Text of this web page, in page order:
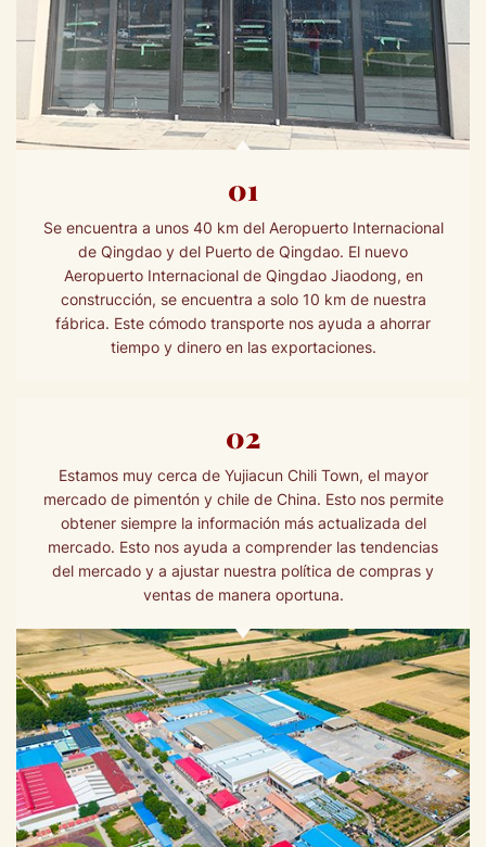
01
Se encuentra a unos 40 km del Aeropuerto Internacional
de Qingdao y del Puerto de Qingdao. El nuevo
Aeropuerto Internacional de Qingdao Jiaodong, en
construcción, se encuentra a solo 10 km de nuestra
fábrica. Este cómodo transporte nos ayuda a ahorrar
tiempo y dinero en las exportaciones.
02
Estamos muy cerca de Yujiacun Chili Town, el mayor
mercado de pimentón y chile de China. Esto nos permite
obtener siempre la información más actualizada del
mercado. Esto nos ayuda a comprender las tendencias
del mercado y a ajustar nuestra política de compras y
ventas de manera oportuna.